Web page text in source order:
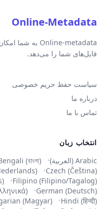
Online-Metadata
فایل‌های شما را می‌دهد.
سیاست حفظ حریم خصوصی
درباره ما
تماس با ما
انتخاب زبان
Arabic (العربية)
(বাংলা)
Czech (Čeština)
Filipino (Filipino/Tagalog)
German (Deutsch)
Hindi (हिन्दी)
(Magyar)